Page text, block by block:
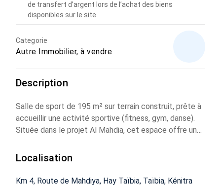
de transfert d’argent lors de l’achat des biens
disponibles sur le site.
Categorie
Autre Immobilier, à vendre
Description
Salle de sport de 195 m² sur terrain construit, prête à
accueillir une activité sportive (fitness, gym, danse).
Située dans le projet Al Mahdia, cet espace offre une
croissante pour ce type d’infrastructure.
Adresse : Km 4, Route de Mahdiya, Hay Taïbia.
Localisation
Km 4, Route de Mahdiya, Hay Taïbia, Taïbia, Kénitra